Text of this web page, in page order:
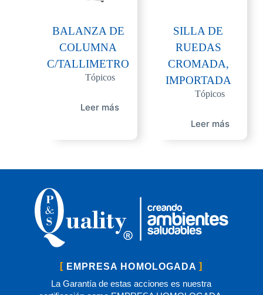
BALANZA DE
COLUMNA
C/TALLIMETRO
Tópicos
Leer más
SILLA DE
RUEDAS
CROMADA,
IMPORTADA
Tópicos
Leer más
EMPRESA HOMOLOGADA
La Garantía de estas acciones es nuestra